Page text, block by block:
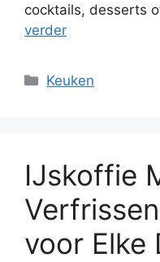
cocktails, desserts
verder
Categorieën
Keuken
IJskoffie
voor Elke